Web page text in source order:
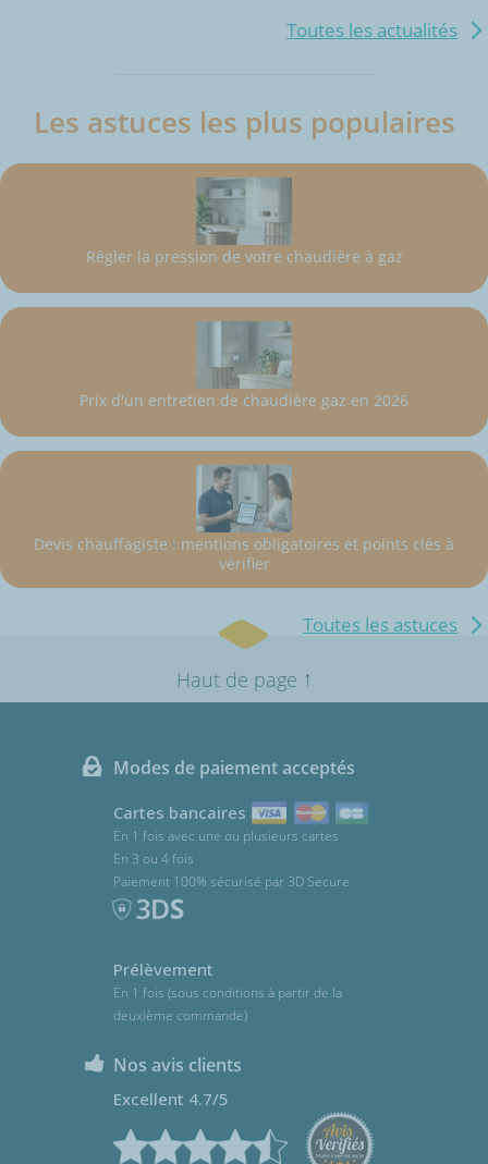
Toutes les actualités
Les astuces les plus populaires
Régler la pression de votre chaudière à gaz
Prix d'un entretien de chaudière gaz en 2026
Devis chauffagiste : mentions obligatoires et points clés à
vérifier
Toutes les astuces
Haut de page ↑
Modes de paiement acceptés
Cartes bancaires
En 1 fois avec une ou plusieurs cartes
En 3 ou 4 fois
Paiement 100% sécurisé par 3D Secure
Prélèvement
En 1 fois (sous conditions à partir de la
deuxième commande)
Nos avis clients
Excellent 4.7/5